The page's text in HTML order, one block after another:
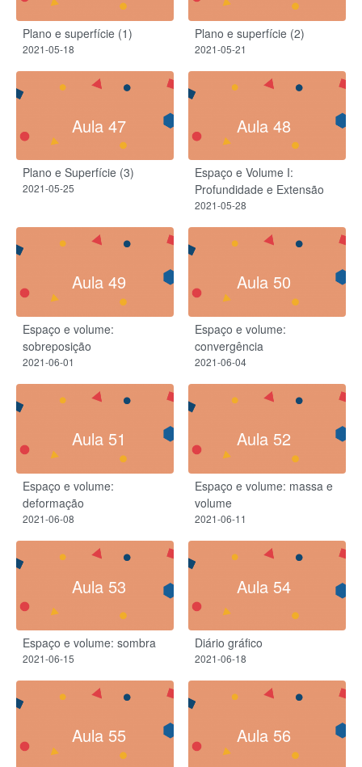
Plano e superfície (1)
2021-05-18
Plano e superfície (2)
2021-05-21
Aula 47
Plano e Superfície (3)
2021-05-25
Aula 48
Espaço e Volume I:
Profundidade e Extensão
2021-05-28
Aula 49
Espaço e volume:
sobreposição
2021-06-01
Aula 50
Espaço e volume:
convergência
2021-06-04
Aula 51
Espaço e volume:
deformação
2021-06-08
Aula 52
Espaço e volume: massa e
volume
2021-06-11
Aula 53
Espaço e volume: sombra
2021-06-15
Aula 54
Diário gráfico
2021-06-18
Aula 55 Aula 56